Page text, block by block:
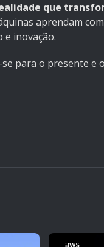
que
aprendam
e inovação.
para o presente e